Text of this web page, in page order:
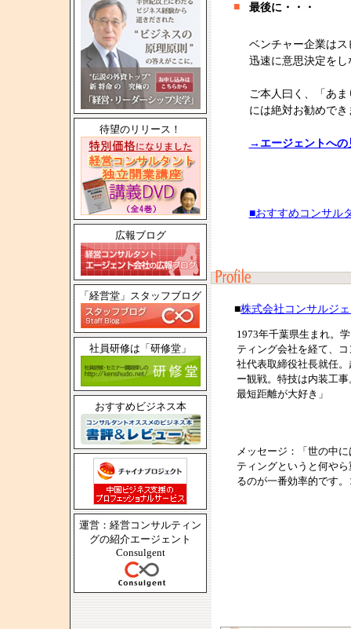
待望のリリース！
広報ブログ
「経営堂」スタッフブログ
社員研修は「研修堂」
おすすめビジネス本
運営：経営コンサルティン
グの紹介エージェント
Consulgent
■ 最後に・・・
ベンチャー企業は
迅速に意思決定を
ご本人曰く、「あ
には絶対お勧めでき
→エージェントへの
■おすすめコンサル
■株式会社コンサルジ
1973年千葉県生まれ。
ティング会社を経て、
社代表取締役社長就任
ー観戦。特技は内装工
最短距離が大好き」
メッセージ：「世の中
ティングというと何や
るのが一番効率的です